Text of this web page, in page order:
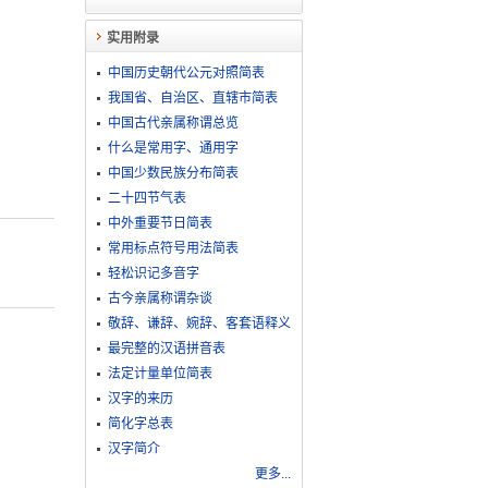
实用附录
中国历史朝代公元对照简表
我国省、自治区、直辖市简表
中国古代亲属称谓总览
什么是常用字、通用字
中国少数民族分布简表
二十四节气表
中外重要节日简表
常用标点符号用法简表
轻松识记多音字
古今亲属称谓杂谈
敬​辞​、​谦​辞​、​婉​辞​、​客​套​语​释​义
最完整的汉语拼音表
法定计量单位简表
汉字的来历
简化字总表
汉字简介
更多...